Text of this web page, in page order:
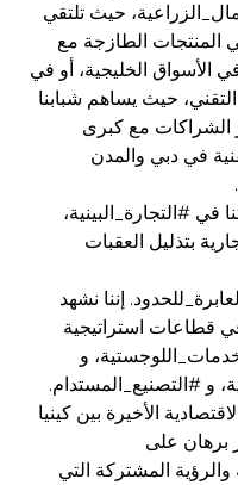
، حيث تلتقي
المنتجات الطازجة مع
الأسواق الخليجية، أو في
، حيث يساهم شبابنا
الشراكات مع كبرى
في دبي والمدن
في #التجارة_البينية،
بتذليل العقبات
. إننا نشهد
في قطاعات استراتيجية
، و
، و #التصنيع_المستدام.
الأخيرة بين كينيا
برهان على
والرؤية المشتركة التي